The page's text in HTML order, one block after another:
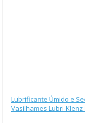
Lubrificante Úmido e
Vasilhames Lubri-Klenz